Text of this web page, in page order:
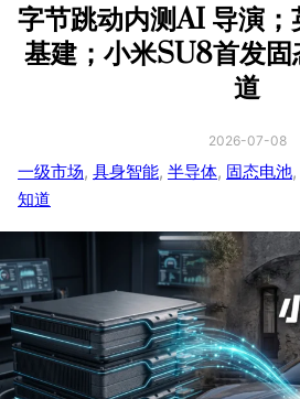
字节跳动内测AI 导演
基建；小米SU8首发固
道
2026-07-08
一级市场, 具身智能, 半导体, 固态电池,
知道